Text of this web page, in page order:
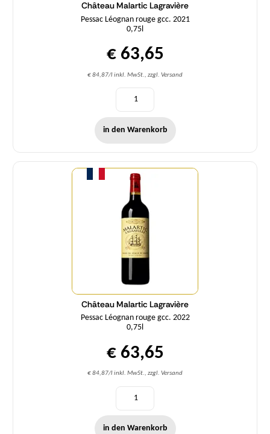
Château Malartic Lagravière
Pessac Léognan rouge gcc. 2021
0,75l
€ 63,65
€ 84,87/l inkl. MwSt., zzgl. Versand
in den Warenkorb
Château Malartic Lagravière
Pessac Léognan rouge gcc. 2022
0,75l
€ 63,65
€ 84,87/l inkl. MwSt., zzgl. Versand
Menge
in den Warenkorb